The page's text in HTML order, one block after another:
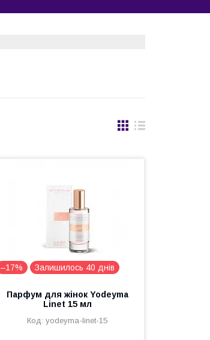
–17% Залишилось 40 днів
Парфум для жінок Yodeyma
Linet 15 мл
yodeyma-linet-15